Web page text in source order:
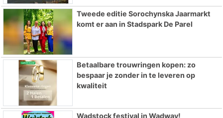
Tweede editie Sorochynska Jaarmarkt
komt er aan in Stadspark De Parel
Betaalbare trouwringen kopen: zo
bespaar je zonder in te leveren op
kwaliteit
Wadstock festival in Wadway!